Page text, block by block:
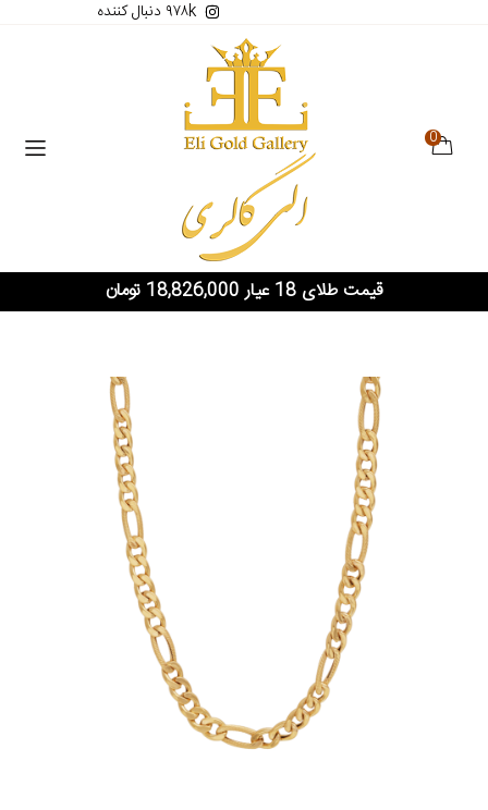
۹۷۸k دنبال کننده
0
قیمت طلای 18 عیار 18,826,000 تومان